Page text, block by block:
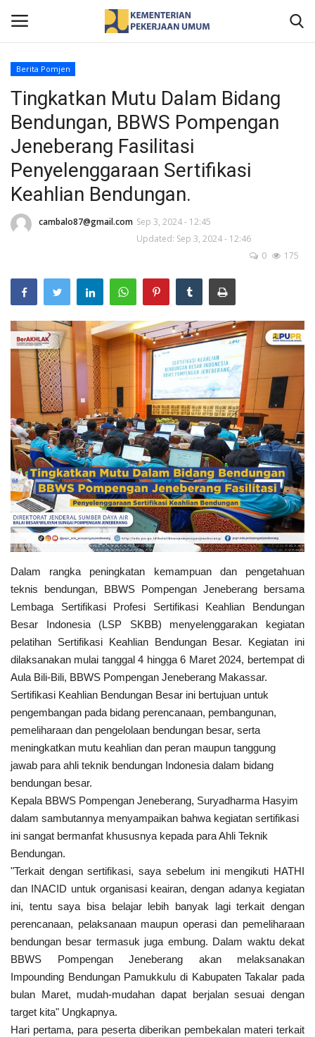
Home
Profil
Berita
Publikasi
Informasi Publik
Berita Pomjen
Tingkatkan Mutu Dalam Bidang
Bendungan, BBWS Pompengan
Jeneberang Fasilitasi
Penyelenggaraan Sertifikasi
Keahlian Bendungan.
cambalo87@gmail.com Sep 3, 2024 - 12:45
Updated: Sep 3, 2024 - 12:46
0
175
Dalam rangka peningkatan kemampuan dan pengetahuan
teknis bendungan, BBWS Pompengan Jeneberang bersama
Lembaga Sertifikasi Profesi Sertifikasi Keahlian Bendungan
Besar Indonesia (LSP SKBB) menyelenggarakan kegiatan
pelatihan Sertifikasi Keahlian Bendungan Besar. Kegiatan ini
dilaksanakan mulai tanggal 4 hingga 6 Maret 2024, bertempat di
Aula Bili-Bili, BBWS Pompengan Jeneberang Makassar.
Sertifikasi Keahlian Bendungan Besar ini bertujuan untuk
pengembangan pada bidang perencanaan, pembangunan,
pemeliharaan dan pengelolaan bendungan besar, serta
meningkatkan mutu keahlian dan peran maupun tanggung
jawab para ahli teknik bendungan Indonesia dalam bidang
bendungan besar.
Kepala BBWS Pompengan Jeneberang, Suryadharma Hasyim
dalam sambutannya menyampaikan bahwa kegiatan sertifikasi
ini sangat bermanfat khususnya kepada para Ahli Teknik
Bendungan.
"Terkait dengan sertifikasi, saya sebelum ini mengikuti HATHI
dan INACID untuk organisasi keairan, dengan adanya kegiatan
ini, tentu saya bisa belajar lebih banyak lagi terkait dengan
perencanaan, pelaksanaan maupun operasi dan pemeliharaan
bendungan besar termasuk juga embung. Dalam waktu dekat
BBWS Pompengan Jeneberang akan melaksanakan
Impounding Bendungan Pamukkulu di Kabupaten Takalar pada
bulan Maret, mudah-mudahan dapat berjalan sesuai dengan
target kita" Ungkapnya.
Hari pertama, para peserta diberikan pembekalan materi terkait